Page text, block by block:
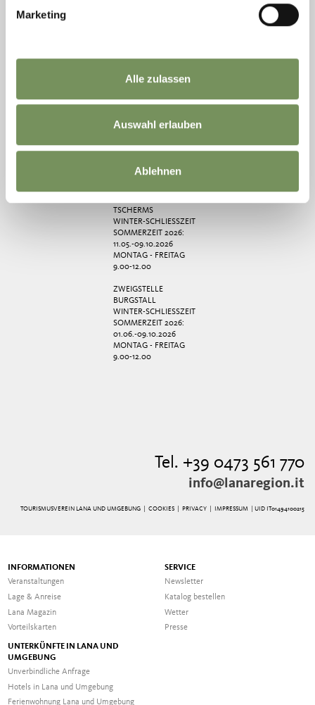
Marketing
Alle zulassen
Auswahl erlauben
Ablehnen
UMGEBUNG
GESCHLOSSEN
SOMMERZEIT
MONTAG - FREITAG
9.00-17.30 UHR
25.07.-26.09.2026 SA
9.00-12.30 + 15.00-17.30
TSCHERMS
WINTER-SCHLIESSZEIT
SOMMERZEIT 2026:
11.05.-09.10.2026
MONTAG - FREITAG
9.00-12.00
ZWEIGSTELLE
BURGSTALL
WINTER-SCHLIESSZEIT
SOMMERZEIT 2026:
01.06.-09.10.2026
MONTAG - FREITAG
9.00-12.00
GARGAZON
Tel. +39 0473 561 770
info@lanaregion.it
TOURISMUSVEREIN LANA UND UMGEBUNG | COOKIES| PRIVACY| IMPRESSUM | UID IT01494100215
INFORMATIONEN
Veranstaltungen
Lage & Anreise
Lana Magazin
Vorteilskarten
SERVICE
Newsletter
Katalog bestellen
Wetter
Presse
UNTERKÜNFTE IN LANA UND
UMGEBUNG
Unverbindliche Anfrage
Hotels in Lana und Umgebung
Ferienwohnung Lana und Umgebung